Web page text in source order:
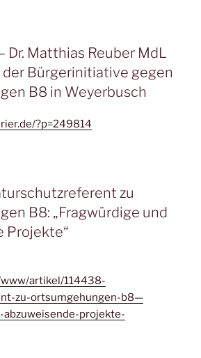
Dr. Matthias Reuber MdL
der Bürgerinitiative gegen
B8 in Weyerbusch
?p=249814
zu
B8: „Fragwürdige und
Projekte“
artikel/114438-
zu-ortsumgehungen-b8—
projekte-